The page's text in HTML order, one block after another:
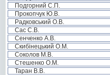
Подгорний С.П.
Прокопчук Ю.В.
Радковський О.В.
Сас С.В.
Сенченко А.В.
Скибінецький О.М.
Соколов М.В.
Стешенко О.М.
Таран В.В.